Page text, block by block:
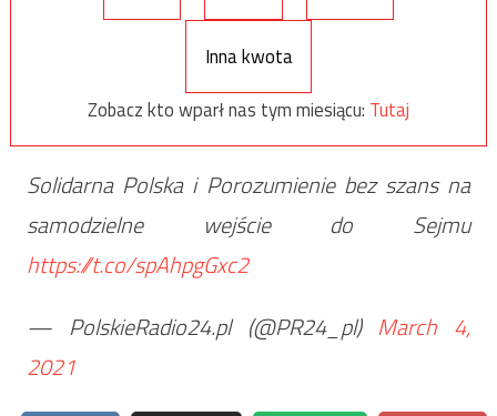
Inna kwota
Zobacz kto wparł nas tym miesiącu: Tutaj
Solidarna Polska i Porozumienie bez szans na
samodzielne wejście do Sejmu
https://t.co/spAhpgGxc2
— PolskieRadio24.pl (@PR24_pl) March 4,
2021